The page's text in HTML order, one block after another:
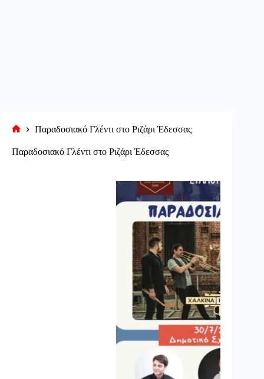
σελίδα
Παραδοσιακό Γλέντι στο Ριζάρι Έδεσσας
Παραδοσιακό Γλέντι στο Ριζάρι Έδεσσας